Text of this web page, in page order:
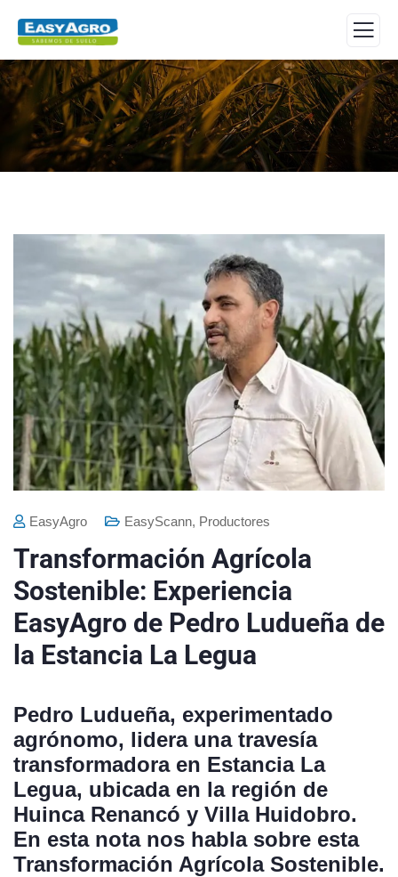
EasyAgro EasyScann, Productores
Transformación Agrícola
Sostenible: Experiencia
EasyAgro de Pedro Ludueña de
la Estancia La Legua
Pedro Ludueña, experimentado
agrónomo, lidera una travesía
transformadora en Estancia La
Legua, ubicada en la región de
Huinca Renancó y Villa Huidobro.
En esta nota nos habla sobre esta
Transformación Agrícola Sostenible.